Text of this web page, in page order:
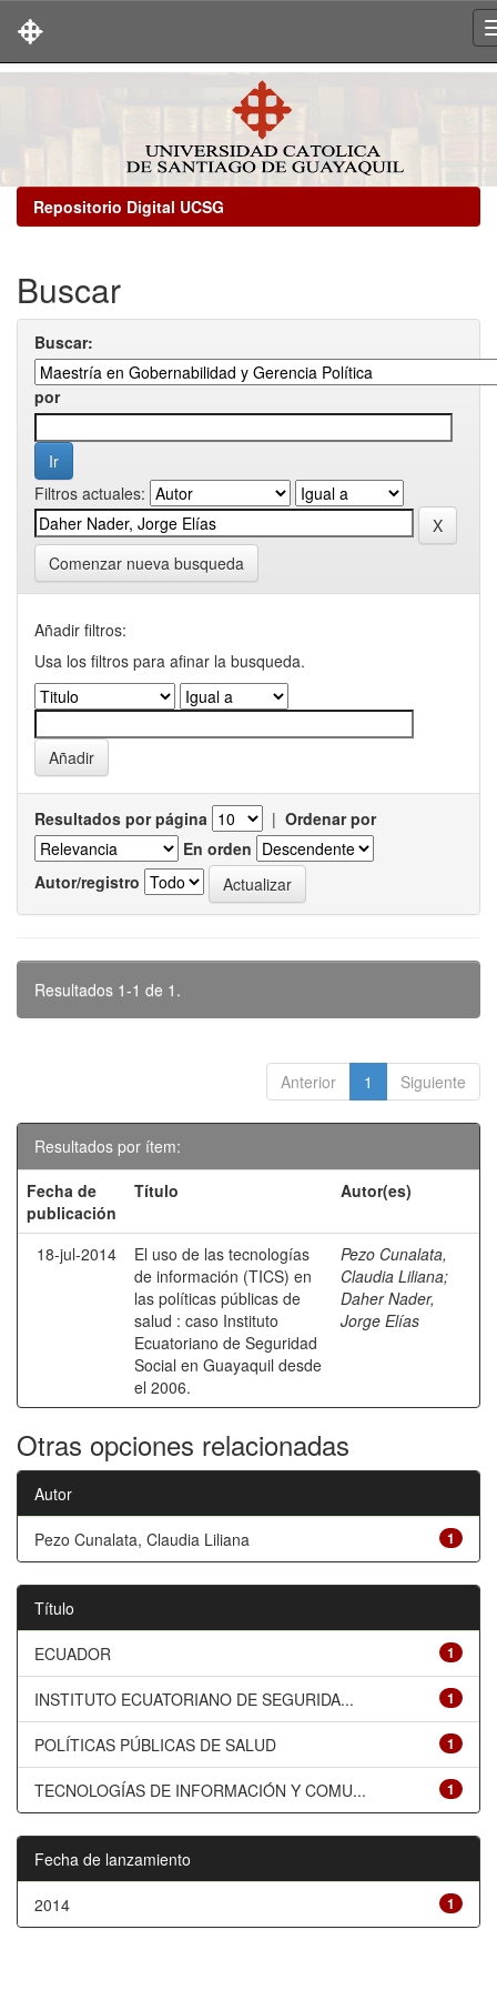
Repositorio Digital UCSG
Buscar
Buscar:
por
Filtros actuales:
Comenzar nueva busqueda
Añadir filtros:
Usa los filtros para afinar la busqueda.
Resultados por página | Ordenar por
En orden
Autor/registro
Resultados 1-1 de 1.
Anterior 1 Siguiente
Resultados por ítem:
Fecha de
publicación
Título Autor(es)
18-jul-2014
El uso de las tecnologías
de información (TICS) en
las políticas públicas de
salud : caso Instituto
Ecuatoriano de Seguridad
Social en Guayaquil desde
el 2006.
Pezo Cunalata,
Claudia Liliana;
Daher Nader,
Jorge Elías
Otras opciones relacionadas
Autor
1
Pezo Cunalata, Claudia Liliana
Título
1
ECUADOR
1
INSTITUTO ECUATORIANO DE SEGURIDA...
1
POLÍTICAS PÚBLICAS DE SALUD
1
TECNOLOGÍAS DE INFORMACIÓN Y COMU...
Fecha de lanzamiento
1
2014